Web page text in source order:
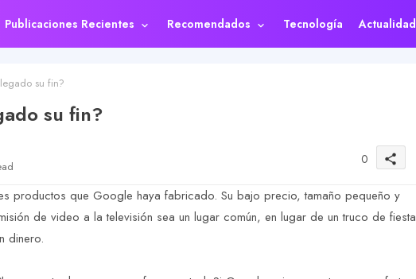
Publicaciones Recientes Recomendados Tecnología Actualidad
su fin?
su fin?
0 share
productos que Google haya fabricado. Su bajo precio, tamaño pequeño y
de video a la televisión sea un lugar común, en lugar de un truco de fiesta
dinero.